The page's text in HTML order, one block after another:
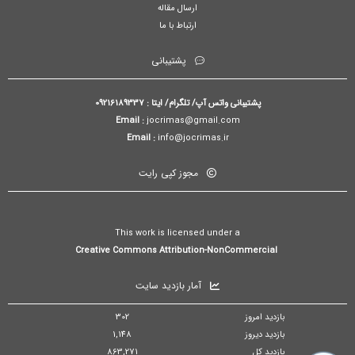
ارسال مقاله
ارتباط با ما
پشتیبانی
پشتیبانی واتس آپ/ تلگرام/ ایتا : 09216189337
Email :jocrimas@gmail.com
Email :info@jocrimas.ir
مجوز کپی رایت
This work is licensed under a
آمار بازدید سایت
بازدید امروز
302
بازدید دیروز
1,148
بازدید کل
863,271